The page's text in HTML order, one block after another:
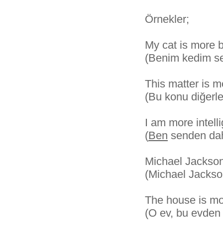
Örnekler;
My cat is more
(Benim kedim
This matter is
(Bu konu
I am more
(Ben senden
Michael
(Michael
The house is
(O ev, bu evden